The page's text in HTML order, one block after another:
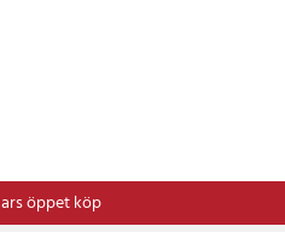
öppet köp
49kr *